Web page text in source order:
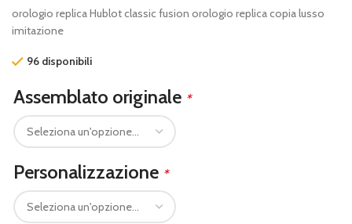
orologio replica Hublot classic fusion orologio replica copia lusso
imitazione
96 disponibili
Assemblato originale *
Personalizzazione *